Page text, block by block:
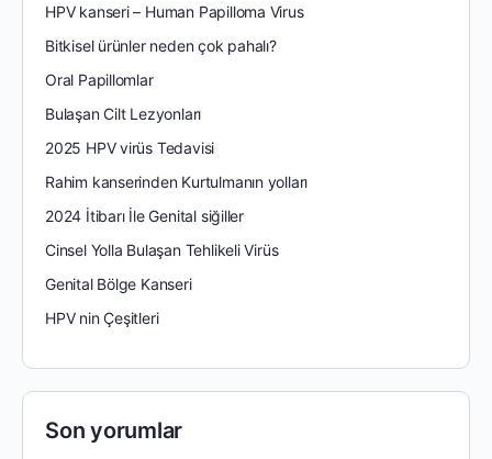
HPV kanseri – Human Papilloma Virus
Bitkisel ürünler neden çok pahalı?
Oral Papillomlar
Bulaşan Cilt Lezyonları
2025 HPV virüs Tedavisi
Rahim kanserinden Kurtulmanın yolları
2024 İtibarı İle Genital siğiller
Cinsel Yolla Bulaşan Tehlikeli Virüs
Genital Bölge Kanseri
HPV nin Çeşitleri
Son yorumlar